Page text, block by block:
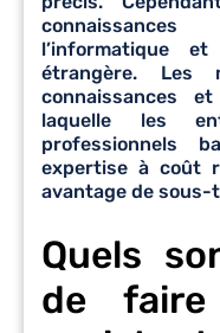
l’informatique
étrangère. Les
connaissances
laquelle les
professionnels
expertise à coût
avantage de sous-
Quels
de